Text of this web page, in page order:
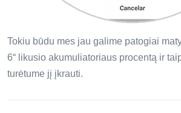
Tokiu būdu mes jau galime patogiai
6“ likusio akumuliatoriaus procentą ir
turėtume jį įkrauti.